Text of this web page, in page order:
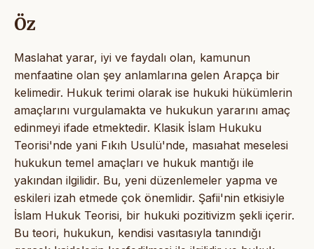
Öz
Maslahat yarar, iyi ve faydalı olan, kamunun
menfaatine olan şey anlamlarına gelen Arapça bir
kelimedir. Hukuk terimi olarak ise hukuki hükümlerin
amaçlarını vurgulamakta ve hukukun yararını amaç
edinmeyi ifade etmektedir. Klasik İslam Hukuku
Teorisi'nde yani Fıkıh Usulü'nde, masıahat meselesi
hukukun temel amaçları ve hukuk mantığı ile
yakından ilgilidir. Bu, yeni düzenlemeler yapma ve
eskileri izah etmede çok önemlidir. Şafii'nin etkisiyle
İslam Hukuk Teorisi, bir hukuki pozitivizm şekli içerir.
Bu teori, hukukun, kendisi vasıtasıyla tanındığı